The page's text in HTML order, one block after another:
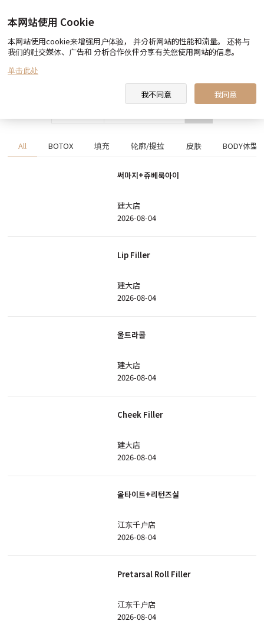
Before & After
All BOTOX 填充 轮廓/提拉 皮肤 BODY体型
써마지+쥬베룩아이
建大店
2026-08-04
Lip Filler
建大店
2026-08-04
울트라콜
建大店
2026-08-04
Cheek Filler
建大店
2026-08-04
올타이트+리턴즈실
江东千户店
2026-08-04
Pretarsal Roll Filler
江东千户店
2026-08-04
本网站使用 Cookie
本网站使用cookie来增强用户体验， 并分析网站的性能和流量。 还将与
我们的社交媒体、广告和 分析合作伙伴分享有关您使用网站的信息。
单击此处
我不同意 我同意